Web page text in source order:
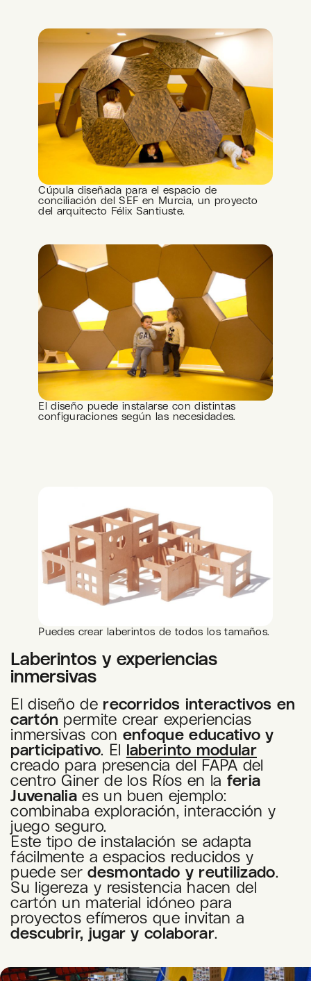
Cúpula diseñada para el espacio de
conciliación del SEF en Murcia, un proyecto
del arquitecto Félix Santiuste.
El diseño puede instalarse con distintas
configuraciones según las necesidades.
Puedes crear laberintos de todos los tamaños.
Laberintos y experiencias
inmersivas
El diseño derecorridos interactivos en
cartón permite crear experiencias
inmersivas con enfoque educativo y
participativo. El laberinto modular
creado para presencia del FAPA del
centro Giner de los Ríos en la feria
Juvenalia es un buen ejemplo:
combinaba exploración, interacción y
juego seguro.
Este tipo de instalación se adapta
fácilmente a espacios reducidos y
puede serdesmontado y reutilizado.
Su ligereza y resistencia hacen del
cartón un material idóneo para
proyectos efímeros que invitan a
descubrir, jugar y colaborar.